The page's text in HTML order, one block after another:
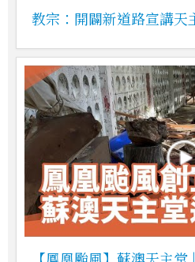
教宗：開闢新道路宣講天